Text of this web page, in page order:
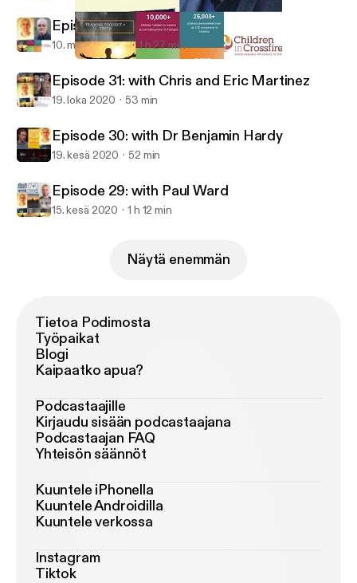
Training, Thought & Truth Podcast
Episode 32: with Richard Moore
10. marras 2020 1 h 27 min
Episode 31: with Chris and Eric Martinez
19. loka 2020 53 min
Episode 30: with Dr Benjamin Hardy
19. kesä 2020 52 min
Episode 29: with Paul Ward
15. kesä 2020 1 h 12 min
Näytä enemmän
Tietoa Podimosta
Työpaikat
Blogi
Kaipaatko apua?
Podcastaajille
Kirjaudu sisään podcastaajana
Podcastaajan FAQ
Yhteisön säännöt
Kuuntele iPhonella
Kuuntele Androidilla
Kuuntele verkossa
Instagram
Tiktok